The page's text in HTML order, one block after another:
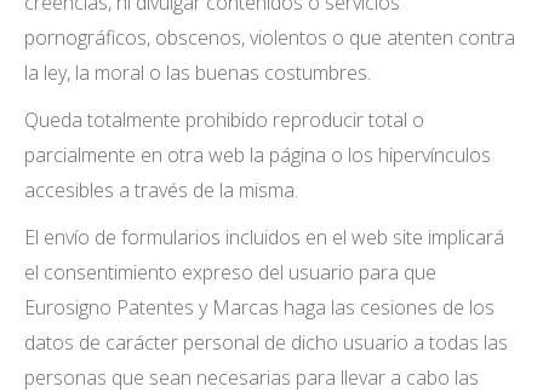
pornográficos, obscenos, violentos o que atenten contra
la ley, la moral o las buenas costumbres.
Queda totalmente prohibido reproducir total o
parcialmente en otra web la página o los hipervínculos
accesibles a través de la misma.
El envío de formularios incluidos en el web site implicará
el consentimiento expreso del usuario para que
Eurosigno Patentes y Marcas haga las cesiones de los
datos de carácter personal de dicho usuario a todas las
personas que sean necesarias para llevar a cabo las